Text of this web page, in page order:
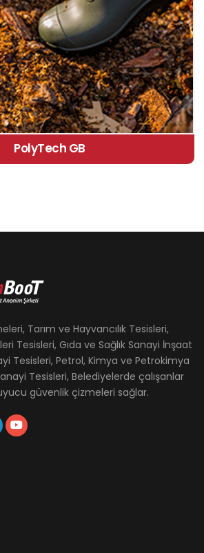
PolyTech GB
Tarım ve Hayvancılık Tesisleri,
Tesisleri, Gıda ve Sağlık Sanayi İnşaat
Tesisleri, Petrol, Kimya ve Petrokimya
Tesisleri, Belediyelerde çalışanlar
güvenlik çizmeleri sağlar.